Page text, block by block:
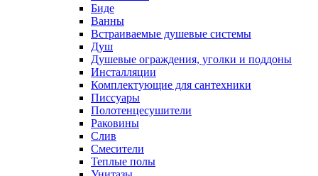
Биде
Ванны
Встраиваемые душевые системы
Душ
Душевые ограждения, уголки и поддоны
Инсталляции
Комплектующие для сантехники
Писсуары
Полотенцесушители
Раковины
Слив
Смесители
Теплые полы